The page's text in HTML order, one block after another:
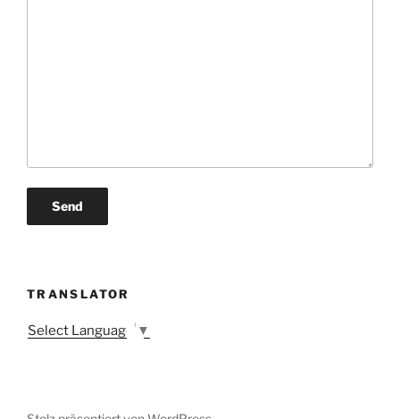
TRANSLATOR
Select Language ▼